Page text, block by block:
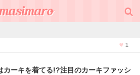
1
カーキを着てる!?注目のカーキファッシ